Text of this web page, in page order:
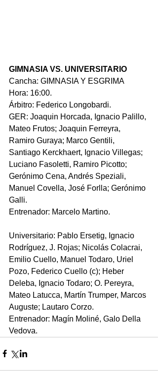
GIMNASIA VS. UNIVERSITARIO
Cancha: GIMNASIA Y ESGRIMA
Hora: 16:00.
Árbitro: Federico Longobardi.
GER: Joaquin Horcada, Ignacio Palillo,
Mateo Frutos; Joaquin Ferreyra,
Ramiro Guraya; Marco Gentili,
Santiago Kerckhaert, Ignacio Villegas;
Luciano Fasoletti, Ramiro Picotto;
Gerónimo Cena, Andrés Speziali,
Manuel Covella, José Forlla; Gerónimo
Galli.
Entrenador: Marcelo Martino.
Universitario: Pablo Ersetig, Ignacio
Rodríguez, J. Rojas; Nicolás Colacrai,
Emilio Cuello, Manuel Todaro, Uriel
Pozo, Federico Cuello (c); Heber
Deleba, Ignacio Todaro; O. Pereyra,
Mateo Latucca, Martín Trumper, Marcos
Auguste; Lautaro Corzo.
Entrenador: Magín Moliné, Galo Della
Vedova.